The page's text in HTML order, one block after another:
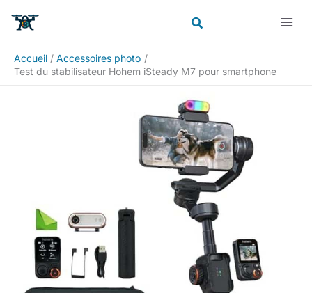
Accueil
Accessoires photo
Test du stabilisateur Hohem iSteady M7 pour smartphone